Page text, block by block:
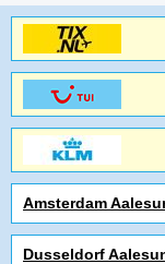
Amsterdam
Dusseldorf